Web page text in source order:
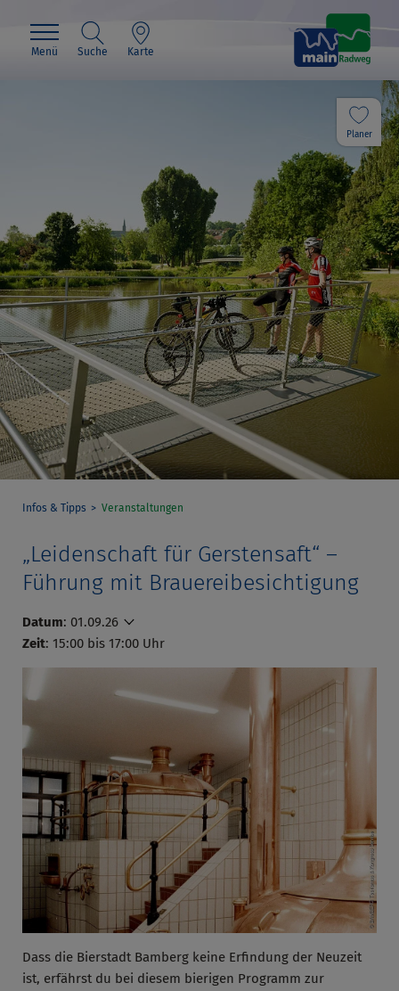
Menü Suche Karte
Planer
Infos & Tipps Veranstaltungen
„Leidenschaft für Gerstensaft“ –
Führung mit Brauereibesichtigung
Datum: 01.09.26
Zeit: 15:00 bis 17:00 Uhr
Dass die Bierstadt Bamberg keine Erfindung der Neuzeit
ist, erfährst du bei diesem bierigen Programm zur